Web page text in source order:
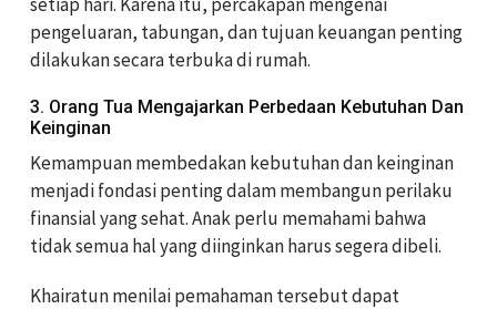
pengeluaran, tabungan, dan tujuan keuangan penting
dilakukan secara terbuka di rumah.
3. Orang Tua Mengajarkan Perbedaan Kebutuhan Dan
Keinginan
Kemampuan membedakan kebutuhan dan keinginan
menjadi fondasi penting dalam membangun perilaku
finansial yang sehat. Anak perlu memahami bahwa
tidak semua hal yang diinginkan harus segera dibeli.
Khairatun menilai pemahaman tersebut dapat